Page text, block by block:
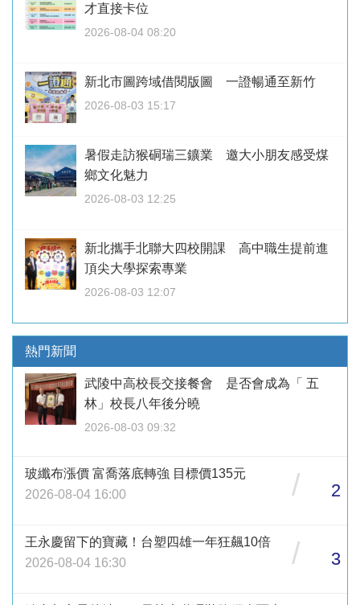
才直接卡位
2026-08-04 08:20
新北市圖跨域借閱版圖 一證暢通至新竹
2026-08-03 15:17
暑假走訪猴硐瑞三鑛業 邀大小朋友感受煤
鄉文化魅力
2026-08-03 12:25
新北攜手北聯大四校開課 高中職生提前進
頂尖大學探索專業
2026-08-03 12:07
熱門新聞
武陵中高校長交接餐會 是否會成為「 五
林」校長八年後分曉
2026-08-03 09:32
玻纖布漲價 富喬落底轉強 目標價135元
2026-08-04 16:00
/ 2
王永慶留下的寶藏！台塑四雄一年狂飆10倍
2026-08-04 16:30
/ 3